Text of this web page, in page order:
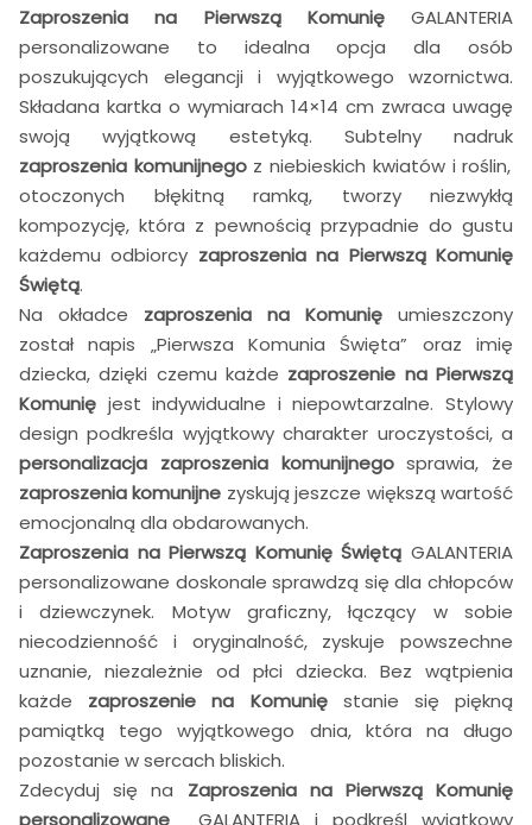
Zaproszenia na Pierwszą KomunięGALANTERIA
personalizowane to idealna opcja dla osób
poszukujących elegancji i wyjątkowego wzornictwa.
Składana kartka o wymiarach 14×14 cm zwraca uwagę
swoją wyjątkową estetyką. Subtelny nadruk
zaproszenia komunijnegoz niebieskich kwiatów i roślin,
otoczonych błękitną ramką, tworzy niezwykłą
kompozycję, która z pewnością przypadnie do gustu
każdemu odbiorcy zaproszenia na Pierwszą Komunię
Świętą.
Na okładce zaproszenia na Komunię umieszczony
został napis „Pierwsza Komunia Święta” oraz imię
dziecka, dzięki czemu każde zaproszenie na Pierwszą
Komunię jest indywidualne i niepowtarzalne. Stylowy
design podkreśla wyjątkowy charakter uroczystości, a
personalizacja zaproszenia komunijnegosprawia, że
zaproszenia komunijne zyskują jeszcze większą wartość
emocjonalną dla obdarowanych.
Zaproszenia na Pierwszą Komunię Świętą GALANTERIA
personalizowane doskonale sprawdzą się dla chłopców
i dziewczynek. Motyw graficzny, łączący w sobie
niecodzienność i oryginalność, zyskuje powszechne
uznanie, niezależnie od płci dziecka. Bez wątpienia
każde zaproszenie na Komunięstanie się piękną
pamiątką tego wyjątkowego dnia, która na długo
pozostanie w sercach bliskich.
Zdecyduj się na Zaproszenia na Pierwszą Komunię
personalizowane GALANTERIA i podkreśl wyjątkowy